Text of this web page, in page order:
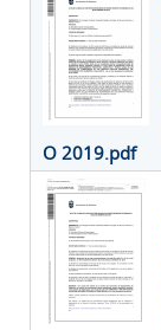
O 2019.pdf